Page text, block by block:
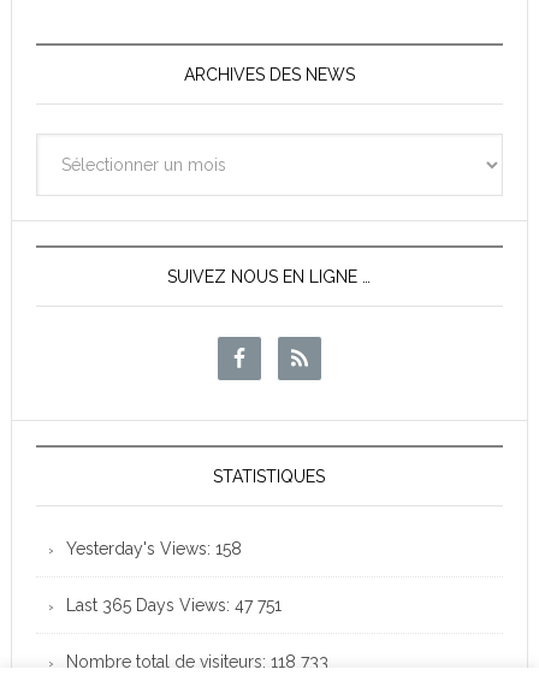
ARCHIVES DES NEWS
des
News
SUIVEZ NOUS EN LIGNE …
STATISTIQUES
Yesterday's Views: 158
Last 365 Days Views: 47 751
Nombre total de visiteurs: 118 733